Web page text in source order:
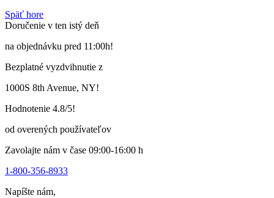
výrobok
má
variantov.
si
vybrať
stránke
produktu
Späť hore
Doručenie v ten istý deň
na objednávku pred 11:00h!
Bezplatné vyzdvihnutie z
1000S 8th Avenue, NY!
Hodnotenie 4.8/5!
od overených používateľov
Zavolajte nám v čase 09:00-16:00 h
1-800-356-8933
Napíšte nám,